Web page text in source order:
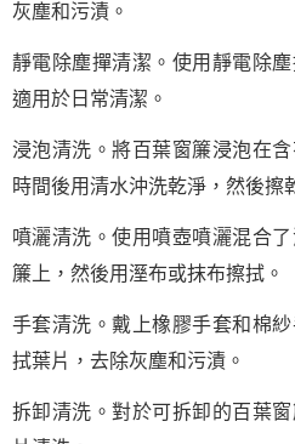
灰塵和污漬。
靜電除塵撣清潔。使用靜電除
適用於日常清潔。
浸泡清洗。將百葉窗簾浸泡在
時間後用清水沖洗乾淨，然後擦
噴灑清洗。使用噴壺噴灑混合
簾上，然後用溼布或抹布擦拭。
手套清洗。戴上橡膠手套和棉
拭葉片，去除灰塵和污漬。
拆卸清洗。對於可拆卸的百葉